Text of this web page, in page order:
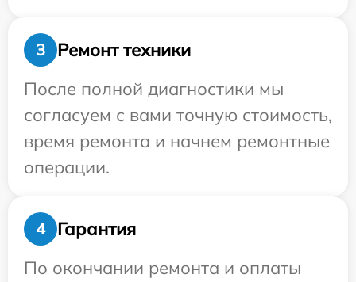
3
Ремонт техники
После полной диагностики мы
согласуем с вами точную стоимость,
время ремонта и начнем ремонтные
операции.
4
Гарантия
По окончании ремонта и оплаты